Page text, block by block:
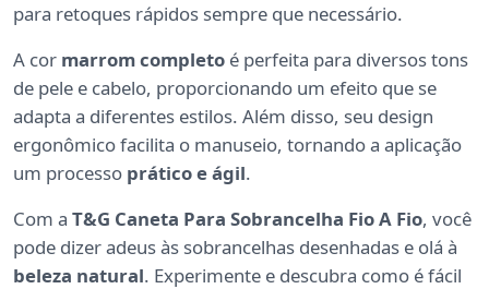
para retoques rápidos sempre que necessário.
A cor marrom completo é perfeita para diversos tons
de pele e cabelo, proporcionando um efeito que se
adapta a diferentes estilos. Além disso, seu design
ergonômico facilita o manuseio, tornando a aplicação
um processo prático e ágil.
Com a T&G Caneta Para Sobrancelha Fio A Fio, você
pode dizer adeus às sobrancelhas desenhadas e olá à
beleza natural. Experimente e descubra como é fácil